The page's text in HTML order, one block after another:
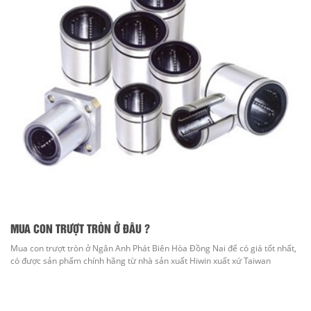
MUA CON TRƯỢT TRÒN Ở ĐÂU ?
Mua con trượt tròn ở Ngân Anh Phát Biên Hòa Đồng Nai để có giá tốt nhất,
có được sản phẩm chính hãng từ nhà sản xuất Hiwin xuất xứ Taiwan